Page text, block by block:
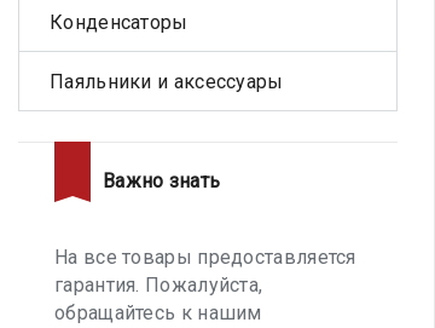
Конденсаторы
Паяльники и аксессуары
Важно знать
На все товары предоставляется
гарантия. Пожалуйста,
обращайтесь к нашим